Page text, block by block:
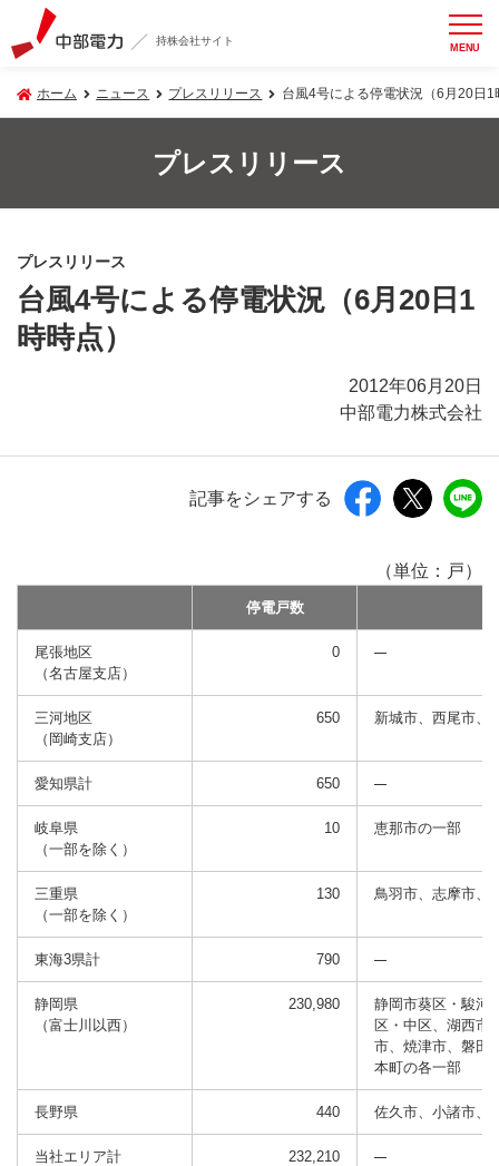
持株会社サイト MENU
ホーム ニュース プレスリリース 台風4号による停電状況（6月20日1
プレスリリース
プレスリリース
台風4号による停電状況（6月20日1
時時点）
2012年06月20日
中部電力株式会社
記事をシェアする
（単位：戸）
停電戸数
尾張地区
（名古屋支店）
0
三河地区
（岡崎支店）
650 新城市、西尾市、
愛知県計 650
岐阜県
（一部を除く）
10 恵那市の一部
三重県
（一部を除く）
130 鳥羽市、志摩市、
東海3県計 790
静岡県
（富士川以西）
230,980
静岡市葵区・駿河
区・中区、湖西市
市、焼津市、磐田
本町の各一部
長野県 440 佐久市、小諸市、
当社エリア計 232,210